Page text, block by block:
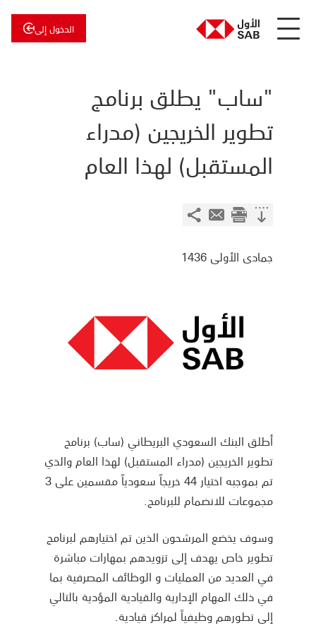
الدخول إلى
للاستثمار
"ساب" يطلق برنامج
تطوير الخريجين (مدراء
المستقبل) لهذا العام
جمادى الأولى 1436
أطلق البنك السعودي البريطاني (ساب) برنامج
تطوير الخريجين (مدراء المستقبل) لهذا العام والذي
تم بموجبه اختيار 44 خريجاً سعودياً مقسمين على 3
مجموعات للانضمام للبرنامج.
وسوف يخضع المرشحون الذين تم اختيارهم لبرنامج
تطوير خاص يهدف إلى تزويدهم بمهارات مباشرة
في العديد من العمليات و الوظائف المصرفية بما
في ذلك المهام الإدارية والقيادية المؤدية بالتالي
إلى تطورهم وظيفياً لمراكز قيادية.